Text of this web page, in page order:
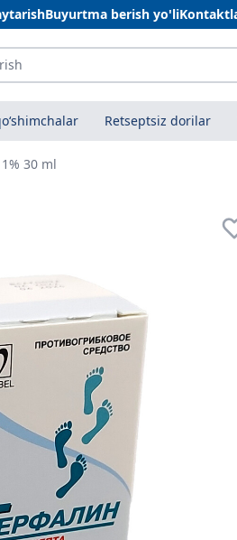
Buyurtma berish yo'li
Retseptsiz dorilar
30 ml